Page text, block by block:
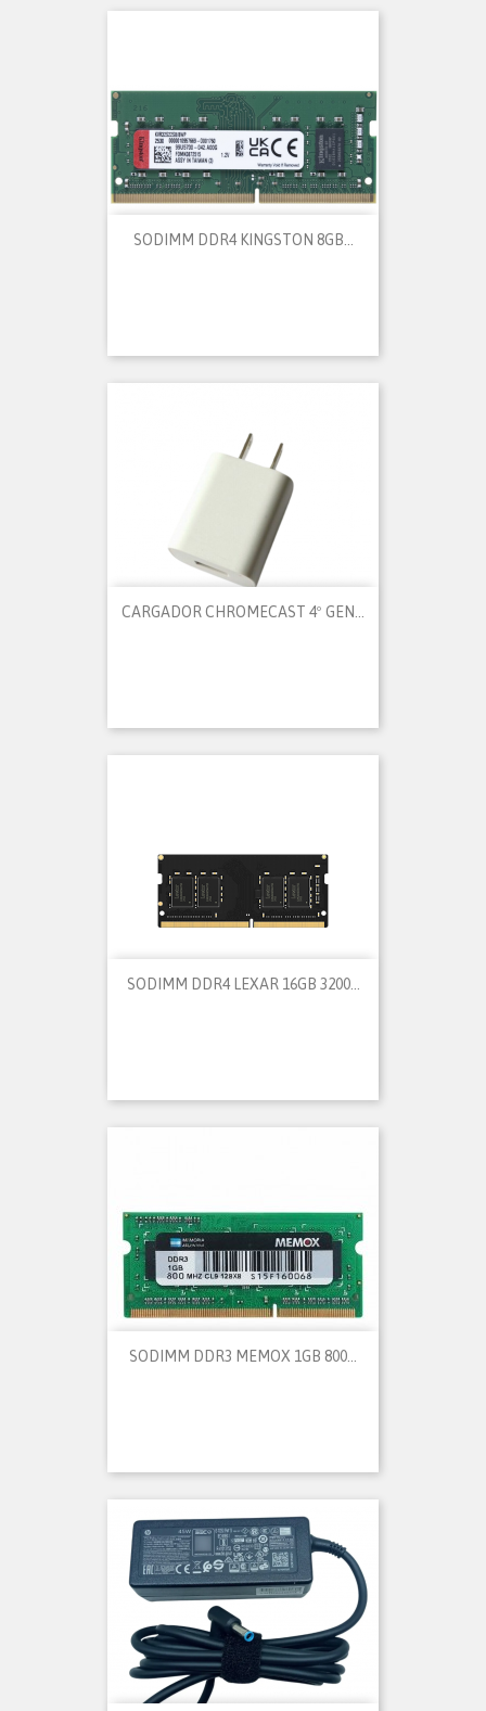
SODIMM DDR4 KINGSTON 8GB...
CARGADOR CHROMECAST 4º GEN...
SODIMM DDR4 LEXAR 16GB 3200...
SODIMM DDR3 MEMOX 1GB 800...